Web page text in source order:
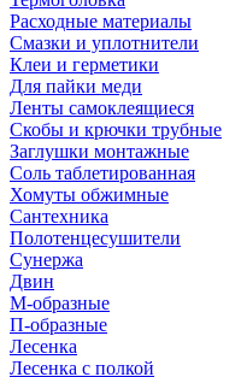
Расходные материалы
Смазки и уплотнители
Клеи и герметики
Для пайки меди
Ленты самоклеящиеся
Скобы и крючки трубные
Заглушки монтажные
Соль таблетированная
Хомуты обжимные
Сантехника
Полотенцесушители
Сунержа
Двин
М-образные
П-образные
Лесенка
Лесенка с полкой